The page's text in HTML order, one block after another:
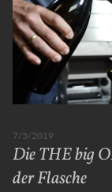
7/5/2019
Die THE big
der Flasche